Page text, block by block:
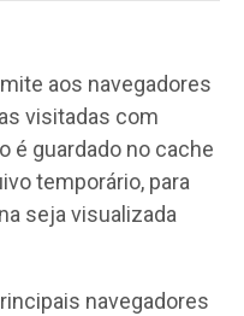
aos navegadores
visitadas com
é guardado no cache
temporário, para
seja visualizada
navegadores